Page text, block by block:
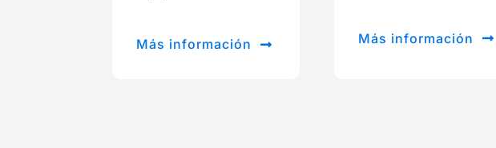
Más información Más información